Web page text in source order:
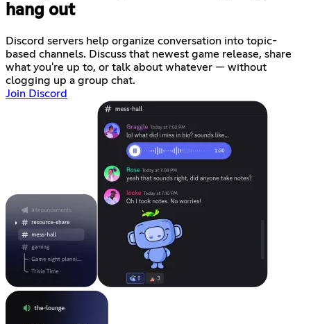
hang out
Discord servers help organize conversation into topic-
based channels. Discuss that newest game release, share
what you're up to, or talk about whatever — without
clogging up a group chat.
Join Discord